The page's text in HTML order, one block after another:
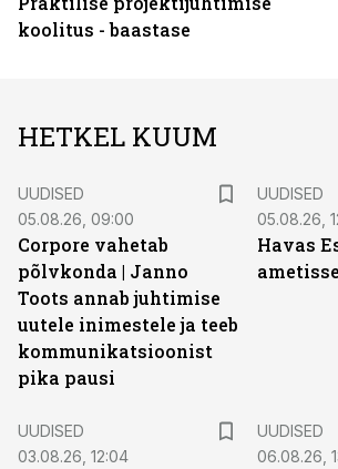
koolitus - baastase
HETKEL KUUM
UUDISED
05.08.26, 09:00
Corpore vahetab
põlvkonda | Janno
Toots annab juhtimise
uutele inimestele ja teeb
kommunikatsioonist
pika pausi
UUDISED
05.08.26,
Havas
UUDISED
03.08.26, 12:04
UUDISED
06.08.26,